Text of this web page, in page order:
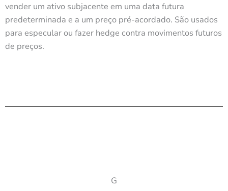
vender um ativo subjacente em uma data futura
predeterminada e a um preço pré-acordado. São usados
para especular ou fazer hedge contra movimentos futuros
de preços.
G